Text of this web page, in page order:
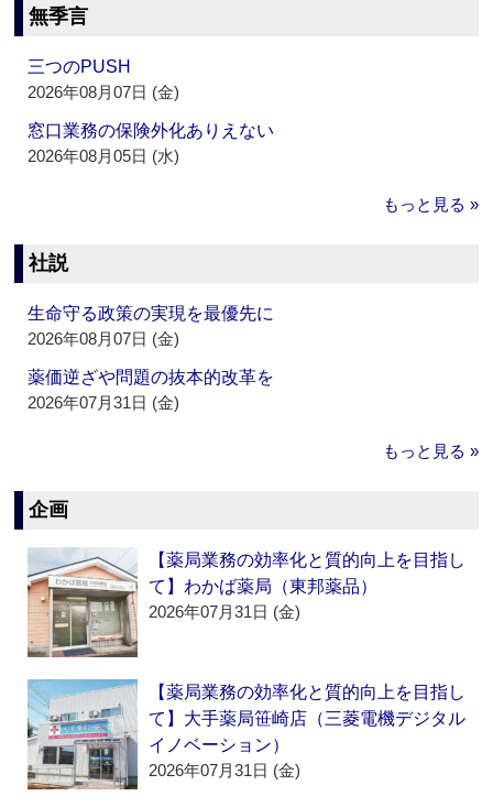
無季言
三つのPUSH
2026年08月07日 (金)
窓口業務の保険外化ありえない
2026年08月05日 (水)
もっと見る »
社説
生命守る政策の実現を最優先に
2026年08月07日 (金)
薬価逆ざや問題の抜本的改革を
2026年07月31日 (金)
もっと見る »
企画
【薬局業務の効率化と質的向上を目指し
て】わかば薬局（東邦薬品）
2026年07月31日 (金)
【薬局業務の効率化と質的向上を目指し
て】大手薬局笹崎店（三菱電機デジタル
イノベーション）
2026年07月31日 (金)